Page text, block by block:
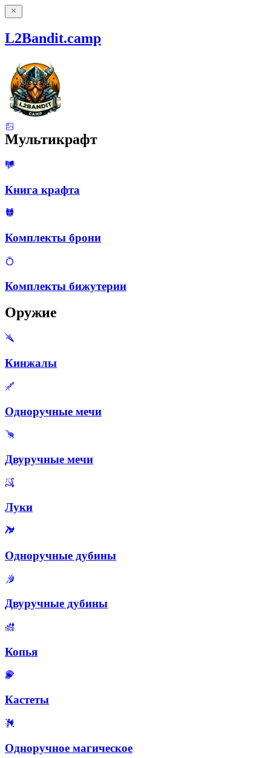
L2Bandit.camp
Мультикрафт
Книга крафта
Комплекты брони
Комплекты бижутерии
Оружие
Кинжалы
Одноручные мечи
Двуручные мечи
Луки
Одноручные дубины
Двуручные дубины
Копья
Кастеты
Одноручное магическое